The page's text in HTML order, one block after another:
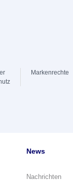
Markenrechte
News
Nachrichten